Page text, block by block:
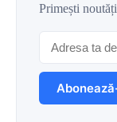
Primești